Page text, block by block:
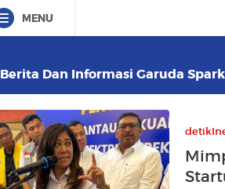
MENU
Berita Dan Informasi Garuda